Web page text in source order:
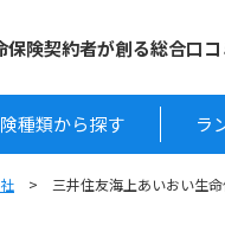
保険契約者が創る総合口
種類から探す ラ
三井住友海上あいおい生